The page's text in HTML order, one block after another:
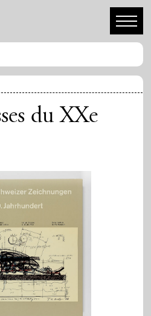
du XXe